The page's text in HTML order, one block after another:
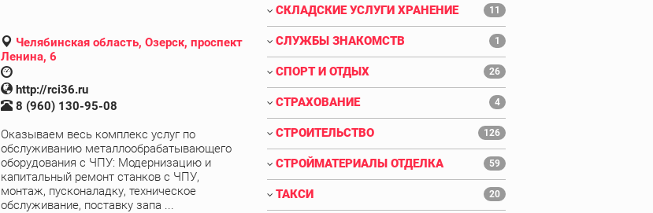
Челябинская область, Озерск, проспект
Ленина, 6
http://rci36.ru
8 (960) 130-95-08
Оказываем весь комплекс услуг по
обслуживанию металлообрабатывающего
оборудования с ЧПУ: Модернизацию и
капитальный ремонт станков с ЧПУ,
монтаж, пусконаладку, техническое
обслуживание, поставку запа ...
СКЛАДСКИЕ УСЛУГИ ХРАНЕНИЕ 11
СЛУЖБЫ ЗНАКОМСТВ 1
СПОРТ И ОТДЫХ 26
СТРАХОВАНИЕ 4
СТРОИТЕЛЬСТВО 126
СТРОЙМАТЕРИАЛЫ ОТДЕЛКА 59
ТАКСИ 20